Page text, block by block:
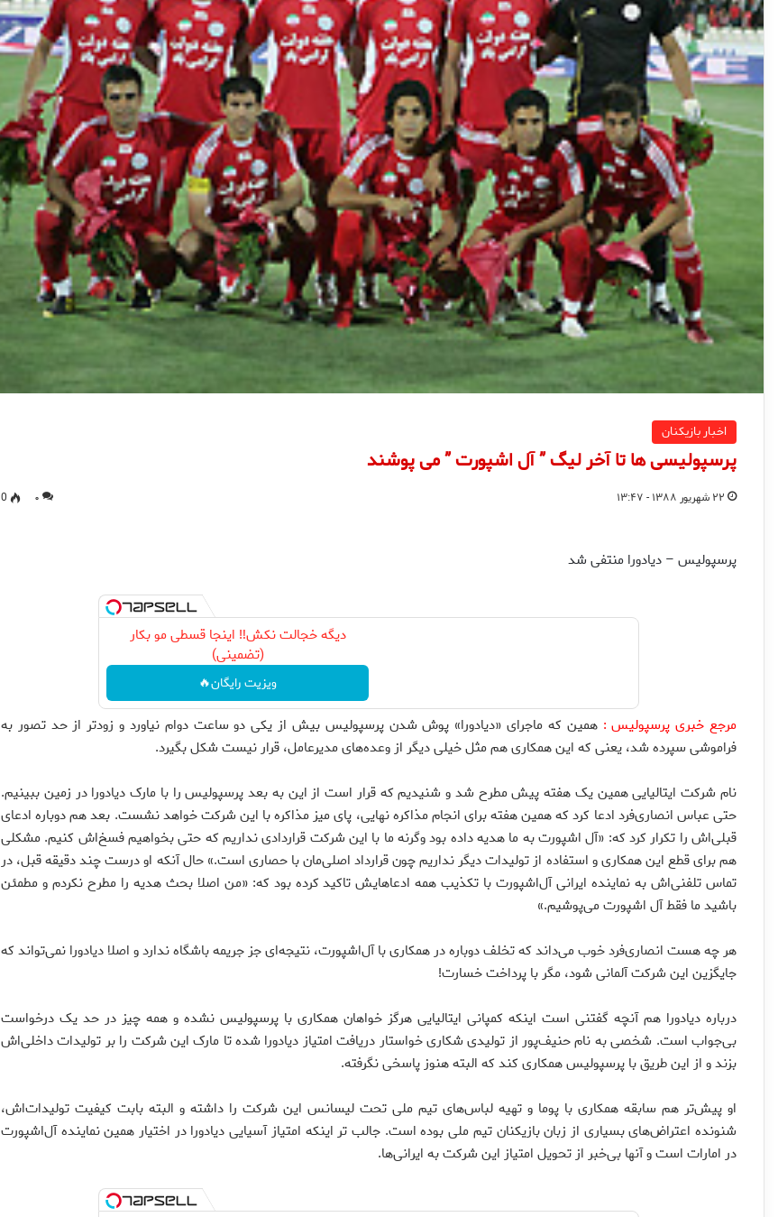
اخبار بازیکنان
پرسپولیسی ها تا آخر لیگ ” آل اشپورت ” می پوشند
۲۲ شهریور ۱۳۸۸ - ۱۳:۴۷ ۰ 0
پرسپولیس – دیادورا منتفی شد
دیگه خجالت نکش‼️ اینجا قسطی مو بکار
(تضمینی)
ویزیت رایگان🔥
مرجع خبری پرسپولیس :همین که ماجرای «دیادورا» پوش شدن پرسپولیس بیش از یکی دو ساعت دوام نیاورد و زودتر از حد تصور به
فراموشی سپرده شد، یعنی که این همکاری هم مثل خیلی دیگر از وعده‌های مدیرعامل، قرار نیست شکل بگیرد.
نام شرکت ایتالیایی همین یک هفته پیش مطرح شد و شنیدیم که قرار است از این به بعد پرسپولیس را با مارک دیادورا در زمین ببینیم.
حتی عباس انصاری‌فرد ادعا کرد که همین هفته برای انجام مذاکره نهایی، پای میز مذاکره با این شرکت خواهد نشست. بعد هم دوباره ادعای
قبلی‌اش را تکرار کرد که: «آل اشپورت به ما هدیه داده بود وگرنه ما با این شرکت قراردادی نداریم که حتی بخواهیم فسخ‌اش کنیم. مشکلی
هم برای قطع این همکاری و استفاده از تولیدات دیگر نداریم چون قرارداد اصلی‌مان با حصاری است.» حال آنکه او درست چند دقیقه قبل، در
تماس تلفنی‌اش به نماینده ایرانی آل‌اشپورت با تکذیب همه ادعاهایش تاکید کرده بود که: «من اصلا بحث هدیه را مطرح نکردم و مطمئن
باشید ما فقط آل اشپورت می‌پوشیم.»
هر چه هست انصاری‌فرد خوب می‌داند که تخلف دوباره در همکاری با آل‌اشپورت، نتیجه‌ای جز جریمه باشگاه ندارد و اصلا دیادورا نمی‌تواند که
جایگزین این شرکت آلمانی شود، مگر با پرداخت خسارت!
درباره دیادورا هم آنچه گفتنی است اینکه کمپانی ایتالیایی هرگز خواهان همکاری با پرسپولیس نشده و همه چیز در حد یک درخواست
بی‌جواب است. شخصی به نام حنیف‌پور از تولیدی شکاری خواستار دریافت امتیاز دیادورا شده تا مارک این شرکت را بر تولیدات داخلی‌اش
بزند و از این طریق با پرسپولیس همکاری کند که البته هنوز پاسخی نگرفته.
او پیش‌تر هم سابقه همکاری با پوما و تهیه لباس‌های تیم ملی تحت لیسانس این شرکت را داشته و البته بابت کیفیت تولیدات‌اش،
شنونده اعتراض‌های بسیاری از زبان بازیکنان تیم ملی بوده است. جالب تر اینکه امتیاز آسیایی دیادورا در اختیار همین نماینده آل‌اشپورت
در امارات است و آنها بی‌خبر از تحویل امتیاز این شرکت به ایرانی‌ها.